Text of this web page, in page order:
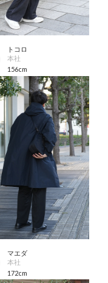
トコロ
本社
156cm
マエダ
本社
172cm